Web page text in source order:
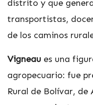
distrito y que
transportistas,
de los caminos
Vigneau es una
agropecuario: fue
Rural de Bolívar,